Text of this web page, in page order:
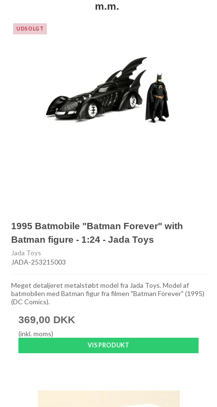
m.m.
UDSOLGT
1995 Batmobile "Batman Forever" with
Batman figure - 1:24 - Jada Toys
Jada Toys
JADA-253215003
Meget detaljeret metalstøbt model fra Jada Toys. Model af
batmobilen med Batman figur fra filmen "Batman Forever" (1995)
(DC Comics).
369,00 DKK
(inkl. moms)
VIS PRODUKT